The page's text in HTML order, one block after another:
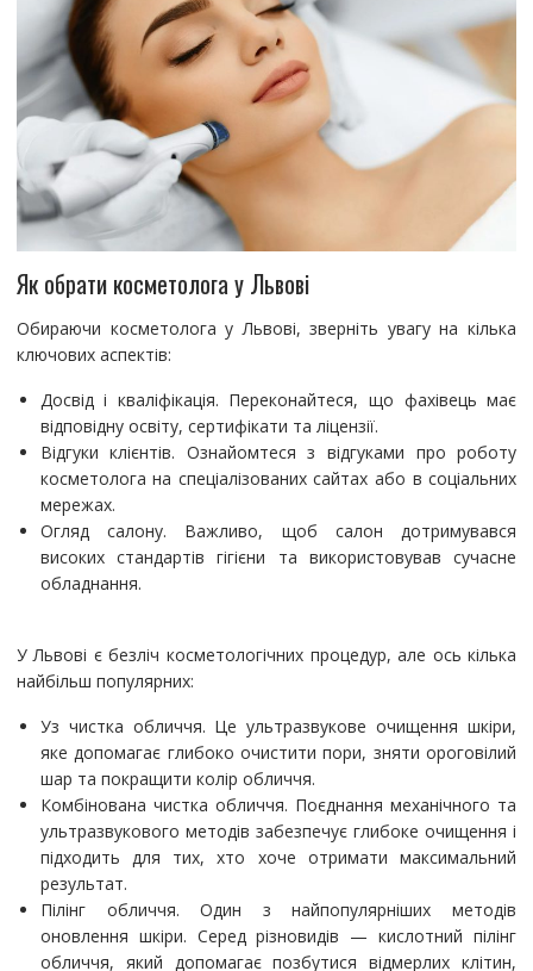
Як обрати косметолога у Львові
Обираючи косметолога у Львові, зверніть увагу на кілька
ключових аспектів:
Досвід і кваліфікація. Переконайтеся, що фахівець має
відповідну освіту, сертифікати та ліцензії.
Відгуки клієнтів. Ознайомтеся з відгуками про роботу
косметолога на спеціалізованих сайтах або в соціальних
мережах.
Огляд салону. Важливо, щоб салон дотримувався
високих стандартів гігієни та використовував сучасне
обладнання.
У Львові є безліч косметологічних процедур, але ось кілька
найбільш популярних:
Уз чистка обличчя. Це ультразвукове очищення шкіри,
яке допомагає глибоко очистити пори, зняти ороговілий
шар та покращити колір обличчя.
Комбінована чистка обличчя. Поєднання механічного та
ультразвукового методів забезпечує глибоке очищення і
підходить для тих, хто хоче отримати максимальний
результат.
Пілінг обличчя. Один з найпопулярніших методів
оновлення шкіри. Серед різновидів — кислотний пілінг
обличчя, який допомагає позбутися відмерлих клітин,